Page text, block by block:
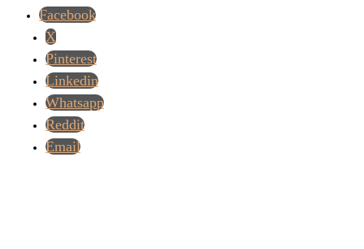
Facebook
X
Pinterest
Linkedin
Whatsapp
Reddit
Email